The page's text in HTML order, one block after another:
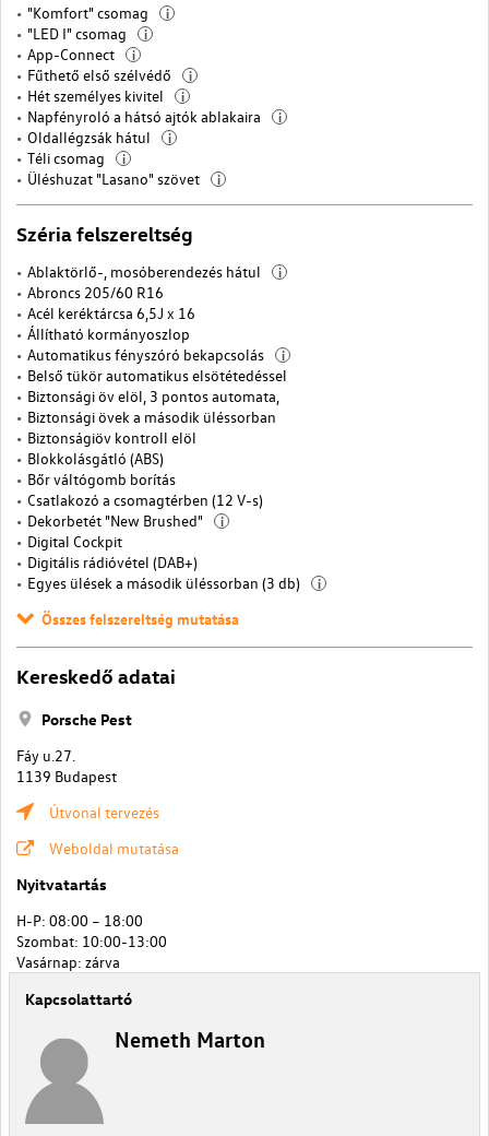
"Komfort" csomag i
"LED I" csomag i
App-Connect i
Fűthető első szélvédő i
Hét személyes kivitel i
Napfényroló a hátsó ajtók ablakaira i
Oldallégzsák hátul i
Téli csomag i
Üléshuzat "Lasano" szövet i
Széria felszereltség
Ablaktörlő-, mosóberendezés hátul i
Abroncs 205/60 R16
Acél keréktárcsa 6,5J x 16
Állítható kormányoszlop
Automatikus fényszóró bekapcsolás
i
Belső tükör automatikus elsötétedéssel
Biztonsági öv elöl, 3 pontos automata,
Biztonsági övek a második üléssorban
Biztonságiöv kontroll elöl
Blokkolásgátló (ABS)
Bőr váltógomb borítás
Csatlakozó a csomagtérben (12 V-s)
Dekorbetét "New Brushed"
i
Digital Cockpit
Digitális rádióvétel (DAB+)
Egyes ülések a második üléssorban (3 db)
i
Összes felszereltség mutatása
Kereskedő adatai
Porsche Pest
Fáy u.27.
1139 Budapest
Útvonal tervezés
Weboldal mutatása
Nyitvatartás
H-P: 08:00 – 18:00
Szombat: 10:00-13:00
Vasárnap: zárva
Kapcsolattartó
Nemeth Marton